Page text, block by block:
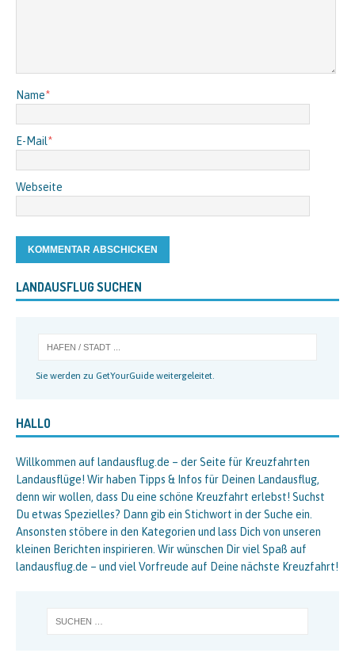
Name*
E-Mail*
Webseite
LANDAUSFLUG SUCHEN
Sie werden zu GetYourGuide weitergeleitet.
HALLO
Willkommen auf landausflug.de – der Seite für Kreuzfahrten
Landausflüge! Wir haben Tipps & Infos für Deinen Landausflug,
denn wir wollen, dass Du eine schöne Kreuzfahrt erlebst! Suchst
Du etwas Spezielles? Dann gib ein Stichwort in der Suche ein.
Ansonsten stöbere in den Kategorien und lass Dich von unseren
kleinen Berichten inspirieren. Wir wünschen Dir viel Spaß auf
landausflug.de – und viel Vorfreude auf Deine nächste Kreuzfahrt!